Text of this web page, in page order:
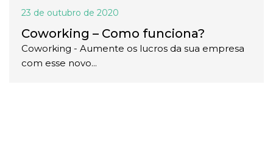
23 de outubro de 2020
Coworking – Como funciona?
Coworking - Aumente os lucros da sua empresa
com esse novo...